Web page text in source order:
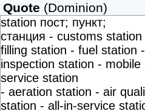
Quote (Dominion)
station пост; пункт;
станция - customs
filling station - fuel station
inspection station -
service station
- aeration station - air
station - all-in-service